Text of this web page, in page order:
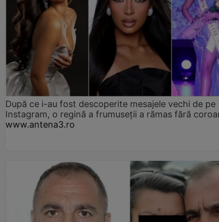
După ce i-au fost descoperite mesajele vechi de pe
Instagram, o regină a frumuseții a rămas fără
www.antena3.ro